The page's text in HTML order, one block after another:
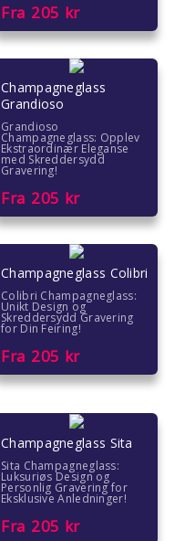
Fra 205 kr
Champagneglass
Grandioso
Grandioso
Champagneglass: Opplev
Ekstraordinær Eleganse
med Skreddersydd
Gravering!
Fra 205 kr
Champagneglass Colibri
Colibri Champagneglass:
Unikt Design og
Skreddersydd Gravering
for Din Feiring!
Fra 205 kr
Champagneglass Sita
Sita Champagneglass:
Luksuriøs Design og
Personlig Gravering for
Eksklusive Anledninger!
Fra 205 kr